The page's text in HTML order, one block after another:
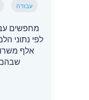
עבודה
מחפשים
אלף